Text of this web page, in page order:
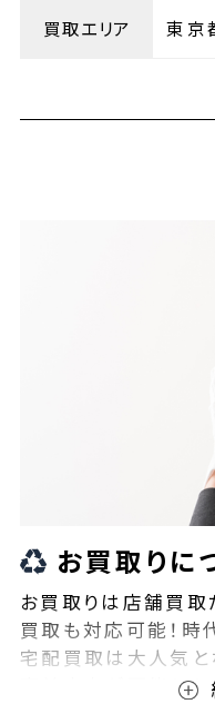
買取エリア 東京
お買取りに
お買取りは店舗買取
買取も対応可能！時
宅配買取は大人気
事前査定が可能とな